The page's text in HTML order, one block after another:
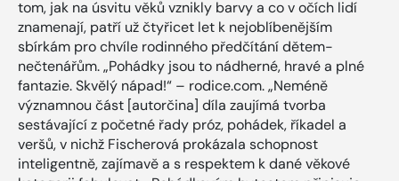
tom, jak na úsvitu věků vznikly barvy a co v očích lidí
znamenají, patří už čtyřicet let k nejoblíbenějším
sbírkám pro chvíle rodinného předčítání dětem-
nečtenářům. „Pohádky jsou to nádherné, hravé a plné
fantazie. Skvělý nápad!“ – rodice.com. „Neméně
významnou část [autorčina] díla zaujímá tvorba
sestávající z početné řady próz, pohádek, říkadel a
veršů, v nichž Fischerová prokázala schopnost
inteligentně, zajímavě a s respektem k dané věkové